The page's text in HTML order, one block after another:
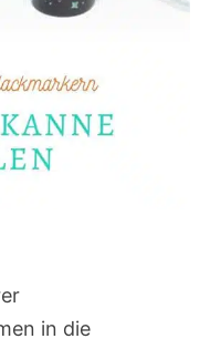
in die